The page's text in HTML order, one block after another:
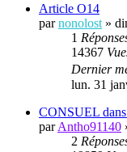
Article O14
parnonolost »
1
14367
Dernier
lun. 31
CONSUEL
parAntho91140
2